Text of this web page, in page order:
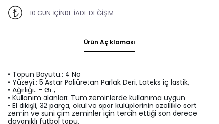
10 GÜN İÇİNDE İADE DEĞİŞİM.
Ürün Açıklaması
• Topun Boyutu.: 4 No
• Yüzeyi.: 5 Astar Poliüretan Parlak Deri, Lateks iç lastik,
• Ağırlığı.: - Gr.,
• Kullanım alanları: Tüm zeminlerde kullanıma uygun
• El dikişli, 32 parça, okul ve spor kulüplerinin özellikle sert
zemin ve suni çim zeminler için tercih ettiği son derece
dayanıklı futbol topu,